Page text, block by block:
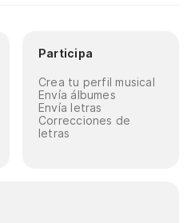
Participa
Crea tu perfil musical
Envía álbumes
Envía letras
Correcciones de
letras